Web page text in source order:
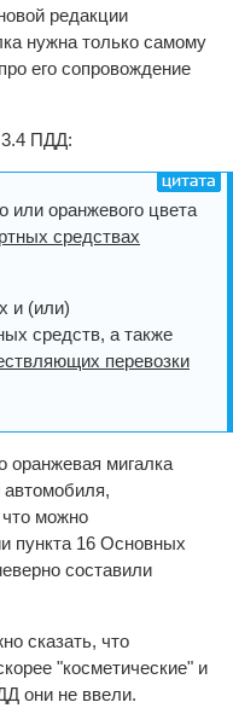
редакции
нужна только самому
его сопровождение
3.4 ПДД:
или оранжевого цвета
средствах
и (или)
средств, а также
перевозки
оранжевая мигалка
что можно
пункта 16 Основных
составили
сказать, что
"косметические" и
они не ввели.